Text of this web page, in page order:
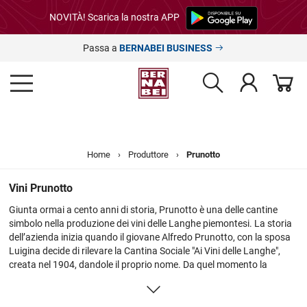
NOVITÀ! Scarica la nostra APP
Passa a BERNABEI BUSINESS
Home › Produttore › Prunotto
Vini Prunotto
Giunta ormai a cento anni di storia, Prunotto è una delle cantine
simbolo nella produzione dei vini delle Langhe piemontesi. La storia
dell’azienda inizia quando il giovane Alfredo Prunotto, con la sposa
Luigina decide di rilevare la Cantina Sociale "Ai Vini delle Langhe",
creata nel 1904, dandole il proprio nome. Da quel momento la
mondo. Tuttavia nel 1956, Alfredo decise di ritirarsi dagli affari,